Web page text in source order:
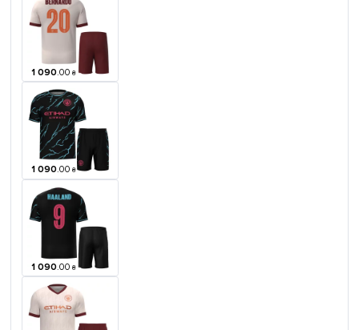
1 090. 00 ₴
1 090.00 ₴
1 090.00 ₴